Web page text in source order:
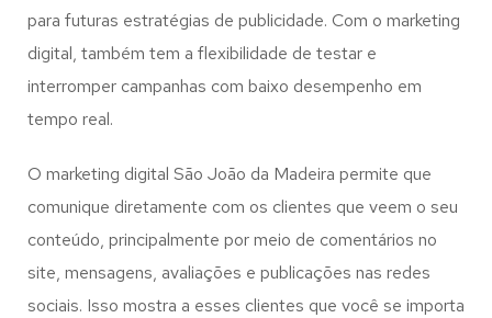
para futuras estratégias de publicidade. Com o marketing
digital, também tem a flexibilidade de testar e
interromper campanhas com baixo desempenho em
tempo real.
O marketing digital São João da Madeira permite que
comunique diretamente com os clientes que veem o seu
conteúdo, principalmente por meio de comentários no
site, mensagens, avaliações e publicações nas redes
sociais. Isso mostra a esses clientes que você se importa